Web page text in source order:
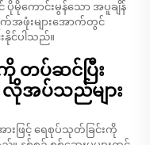
ပိုမိုကောင်းမွန်သော အပူချိန်
ဖုံးများအောက်တွင်
င်ပါသည်။
တပ်ဆင်ပြီး
လိုအပ်သည်များ
ဖြင့် ရေစုပ်သုတ်ခြင်းကို